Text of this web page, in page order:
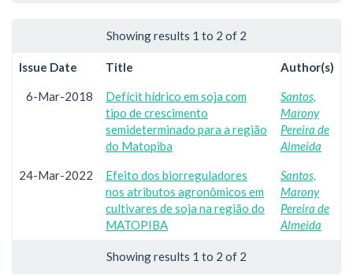
Showing results 1 to 2 of 2
Issue Date Title Author(s)
6-Mar-2018
Defícit hídrico em soja com
tipo de crescimento
semideterminado para a região
do Matopiba
Santos,
Marony
Pereira de
Almeida
24-Mar-2022
Efeito dos biorreguladores
nos atributos agronômicos em
cultivares de soja na região do
MATOPIBA
Santos,
Marony
Pereira de
Almeida
Showing results 1 to 2 of 2